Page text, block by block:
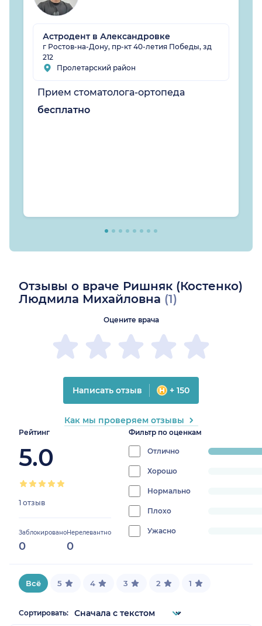
Астродент в Александровке
г Ростов-на-Дону, пр-кт 40-летия Победы, зд
212
Пролетарский район
Прием стоматолога-ортопеда
бесплатно
Отзывы о враче Ришняк (Костенко)
Людмила Михайловна (1)
Рейтинг
5.0
1 отзыв
Заблокировано
0
Нерелевантно
0
Фильтр по оценкам
Отлично
progress:
Хорошо
0%
Нормально
0%
Плохо
0%
Ужасно
progress:
Оцените врача
Написать отзыв + 150
Как мы проверяем отзывы
Всё 5 4 3 2 1
Сортировать: